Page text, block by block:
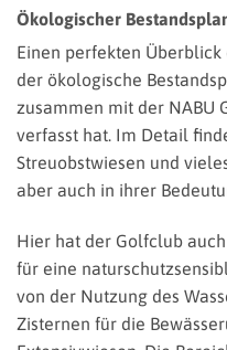
Ökologischer
Einen perfekten
der ökologische
zusammen mit der NABU
verfasst hat. Im Detail
Streuobstwiesen und
aber auch in ihrer
Hier hat der Golfclub
für eine
von der Nutzung des
Zisternen für die